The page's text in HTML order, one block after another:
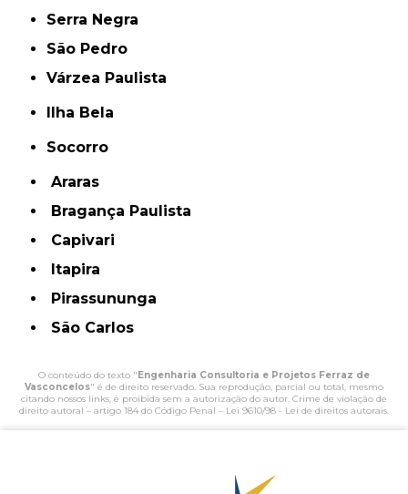
Serra Negra
São Pedro
Várzea Paulista
Ilha Bela
Socorro
Araras
Bragança Paulista
Capivari
Itapira
Pirassununga
São Carlos
O conteúdo do texto "Engenharia Consultoria e Projetos Ferraz de
Vasconcelos" é de direito reservado. Sua reprodução, parcial ou total, mesmo
citando nossos links, é proibida sem a autorização do autor. Crime de violação de
direito autoral – artigo 184 do Código Penal – Lei 9610/98 - Lei de direitos autorais.